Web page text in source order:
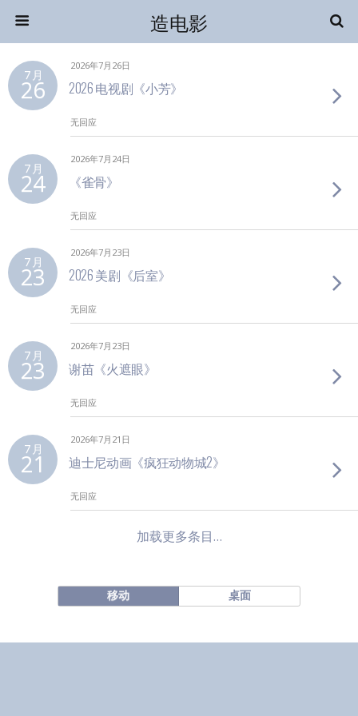
造电影
7 月
26
2026年7月26日
2026 电视剧《小芳》
无回应
7 月
24
2026年7月24日
《雀骨》
无回应
7 月
23
2026年7月23日
2026 美剧《后室》
无回应
7 月
23
2026年7月23日
谢苗《火遮眼》
无回应
7 月
21
2026年7月21日
迪士尼动画《疯狂动物城2》
无回应
加载更多条目…
移动 桌面